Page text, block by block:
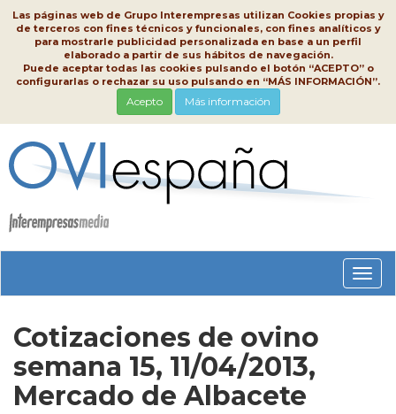
Las páginas web de Grupo Interempresas utilizan Cookies propias y
de terceros con fines técnicos y funcionales, con fines analíticos y
para mostrarle publicidad personalizada en base a un perfil
elaborado a partir de sus hábitos de navegación.
Puede aceptar todas las cookies pulsando el botón “ACEPTO” o
configurarlas o rechazar su uso pulsando en “MÁS INFORMACIÓN”.
Acepto Más información
Cotizaciones de ovino
semana 15, 11/04/2013,
Mercado de Albacete